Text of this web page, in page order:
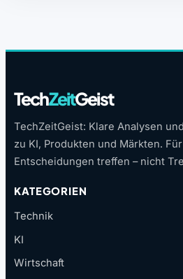
TechZeitGeist
TechZeitGeist: Klare Analysen
zu KI, Produkten und Märkten.
Entscheidungen treffen – nicht
KATEGORIEN
Technik
KI
Wirtschaft